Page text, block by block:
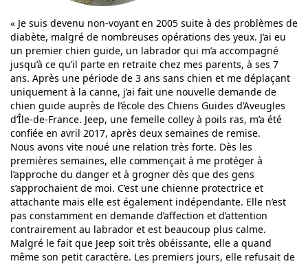
« Je suis devenu non-voyant en 2005 suite à des problèmes de
diabète, malgré de nombreuses opérations des yeux. J’ai eu
un premier chien guide, un labrador qui m’a accompagné
jusqu’à ce qu’il parte en retraite chez mes parents, à ses 7
ans. Après une période de 3 ans sans chien et me déplaçant
uniquement à la canne, j’ai fait une nouvelle demande de
chien guide auprès de l’école des Chiens Guides d’Aveugles
d’Île-de-France. Jeep, une femelle colley à poils ras, m’a été
confiée en avril 2017, après deux semaines de remise.
Nous avons vite noué une relation très forte. Dès les
premières semaines, elle commençait à me protéger à
l’approche du danger et à grogner dès que des gens
s’approchaient de moi. C’est une chienne protectrice et
attachante mais elle est également indépendante. Elle n’est
pas constamment en demande d’affection et d’attention
contrairement au labrador et est beaucoup plus calme.
Malgré le fait que Jeep soit très obéissante, elle a quand
même son petit caractère. Les premiers jours, elle refusait de